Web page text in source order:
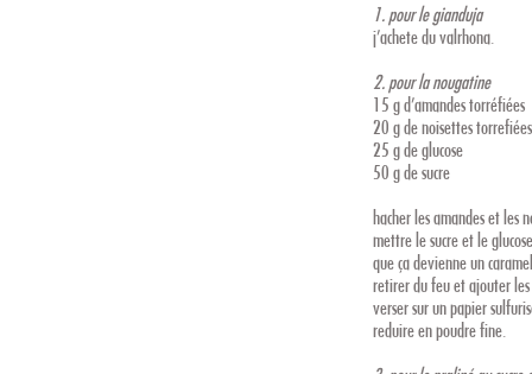
1. pour le gianduja
j’achete du valrhona.
2. pour la nougatine
15 g d’amandes torréfiées
20 g de noisettes torrefiées
25 g de glucose
50 g de sucre
hacher les amandes et les
mettre le sucre et le
que ça devienne un
retirer du feu et ajouter
verser sur un papier
reduire en poudre fine.